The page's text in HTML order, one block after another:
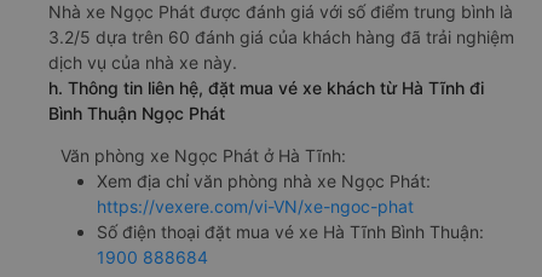
Nhà xe Ngọc Phát được đánh giá với số điểm trung bình là
3.2/5 dựa trên 60 đánh giá của khách hàng đã trải nghiệm
dịch vụ của nhà xe này.
h. Thông tin liên hệ, đặt mua vé xe khách từ Hà Tĩnh đi
Bình Thuận Ngọc Phát
Văn phòng xe Ngọc Phát ở Hà Tĩnh:
Xem địa chỉ văn phòng nhà xe Ngọc Phát:
https://vexere.com/vi-VN/xe-ngoc-phat
Số điện thoại đặt mua vé xe Hà Tĩnh Bình Thuận:
1900 888684